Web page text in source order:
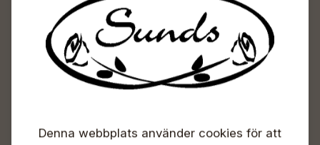
Sunds Trädgårdscenter
Öppet
Denna webbplats använder cookies för att